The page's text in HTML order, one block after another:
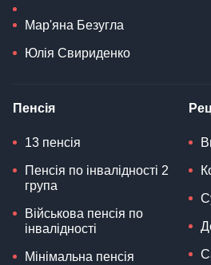
Мар'яна Безугла
Юлія Свириденко
Пенсія
13 пенсія
Пенсія по інвалідності 2
група
Військова пенсія по
інвалідності
Мінімальна пенсія